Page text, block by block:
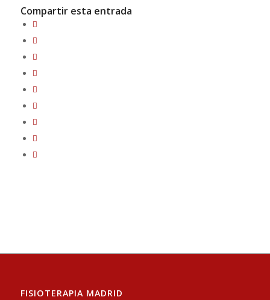
Compartir esta entrada
FISIOTERAPIA MADRID